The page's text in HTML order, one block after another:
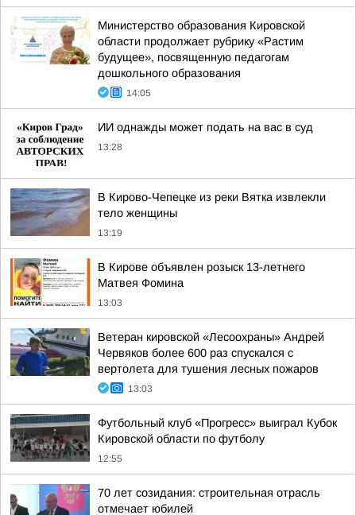
Министерство образования Кировской
области продолжает рубрику «Растим
будущее», посвященную педагогам
дошкольного образования
14:05
ИИ однажды может подать на вас в суд
13:28
В Кирово-Чепецке из реки Вятка извлекли
тело женщины
13:19
В Кирове объявлен розыск 13-летнего
Матвея Фомина
13:03
Ветеран кировской «Лесоохраны» Андрей
Червяков более 600 раз спускался с
вертолета для тушения лесных пожаров
13:03
Футбольный клуб «Прогресс» выиграл Кубок
Кировской области по футболу
12:55
70 лет созидания: строительная отрасль
отмечает юбилей